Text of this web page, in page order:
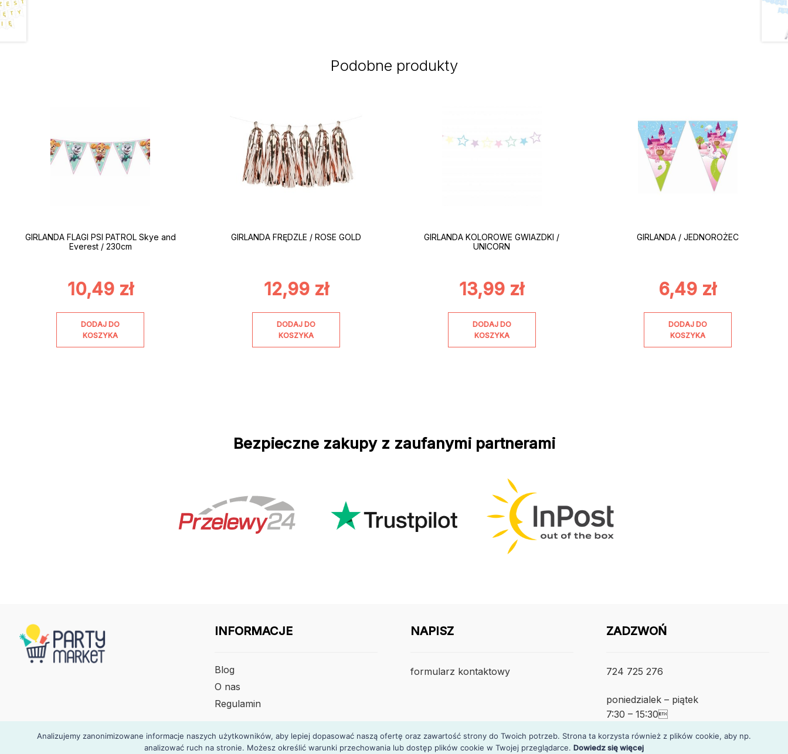
Podobne produkty
GIRLANDA FLAGI PSI PATROL Skye and
Everest / 230cm
10,49 zł
DODAJ DO
KOSZYKA
GIRLANDA FRĘDZLE / ROSE GOLD
12,99 zł
DODAJ DO
KOSZYKA
GIRLANDA KOLOROWE GWIAZDKI /
UNICORN
13,99 zł
DODAJ DO
KOSZYKA
GIRLANDA / JEDNOROŻEC
6,49 zł
DODAJ DO
KOSZYKA
Bezpieczne zakupy z zaufanymi partnerami
INFORMACJE
Blog
O nas
Regulamin
NAPISZ
formularz kontaktowy
ZADZWOŃ
724 725 276
poniedzialek – piątek
7:30 – 15:30
Analizujemy zanonimizowane informacje naszych użytkowników, aby lepiej dopasować naszą ofertę oraz zawartość strony do Twoich potrzeb. Strona ta korzysta również z plików cookie, aby np.
analizować ruch na stronie. Możesz określić warunki przechowania lub dostęp plików cookie w Twojej przeglądarce. Dowiedz się więcej